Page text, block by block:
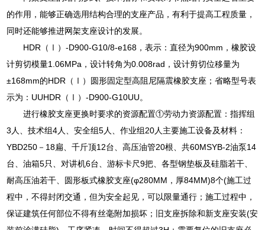
的作用，能够正确选用结构合理的支座产品，有利于提高工程质量，
同时还能够推进网架支座设计的发展。
HDR（Ⅰ）-D900-G10/8-e168，表示：直径为900mm，橡胶设
计剪切模量1.06MPa，设计转角为0.008rad，设计剪切位移量为
±168mm的HDR（Ⅰ）圆形固定型高阻尼隔震橡胶支座；省略型号表
示为：UUHDR（Ⅰ）-D900-G10UU。
进行橡胶支座更换时要求的资源配置①劳动力资源配置：指挥组
3人、技术组4人、安全组5人、作业组20人主要施工设备及材料：
YBD250－18扁、千斤顶12台、高压油管20根、共60MSYB-2油泵14
台、油箱5只、对讲机6台、游标卡尺9把、各型钢垫板及硅脂若干、
耐高压油若干、圆形板式橡胶支座(φ280MM，厚84MM)8个(施工过
程中，不得封闭交通，但为安全起见，可以限量通行；施工过程中，
保证建筑任何部位不得有丝毫附加损坏；旧支座拆除和新支座安装(安